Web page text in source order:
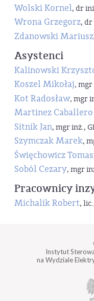
Wolski Kornel, dr
Wrona Grzegorz, dr
Zdanowski Mariusz
Asystenci
Kalinowski
Koszel Mikołaj, mgr
Kot Radosław, mgr
Martinez Caballero
Sitnik Jan, mgr inż.,
Szymczak Marek,
Święchowicz
Soból Cezary, mgr
Pracownicy
Michalik Robert,
Instytut
na Wydziale